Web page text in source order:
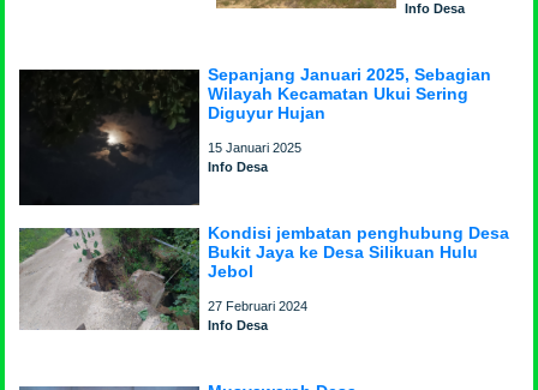
Info Desa
Sepanjang Januari 2025, Sebagian
Wilayah Kecamatan Ukui Sering
Diguyur Hujan
15 Januari 2025
Info Desa
Kondisi jembatan penghubung Desa
Bukit Jaya ke Desa Silikuan Hulu
Jebol
27 Februari 2024
Info Desa